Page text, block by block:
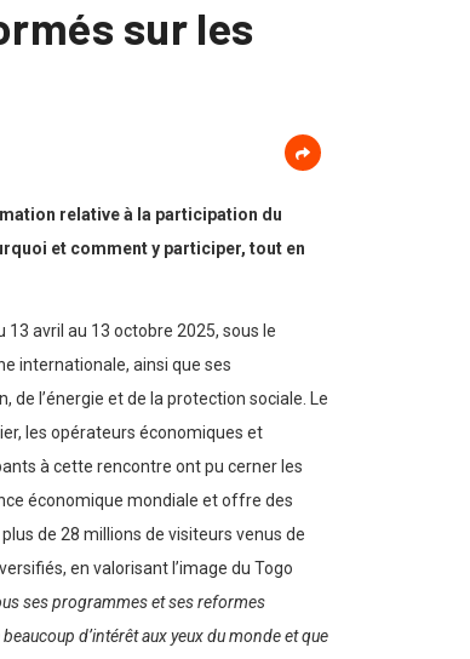
sur les
relative à la participation du
et comment y participer, tout en
13 avril au 13 octobre 2025, sous le
internationale, ainsi que ses
l’énergie et de la protection sociale. Le
les opérateurs économiques et
à cette rencontre ont pu cerner les
économique mondiale et offre des
de 28 millions de visiteurs venus de
en valorisant l’image du Togo
ses programmes et ses reformes
d’intérêt aux yeux du monde et que